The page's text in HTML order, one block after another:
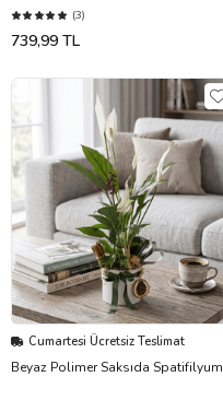
(3)
739,99 TL
Cumartesi Ücretsiz Teslimat
Beyaz Polimer Saksıda Spatifilyum